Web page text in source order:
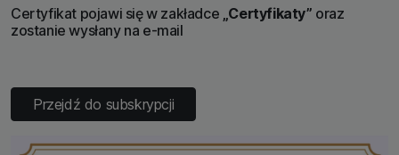
Certyfikat pojawi się w zakładce „Certyfikaty” oraz
zostanie wysłany na e-mail
Przejdź do subskrypcji